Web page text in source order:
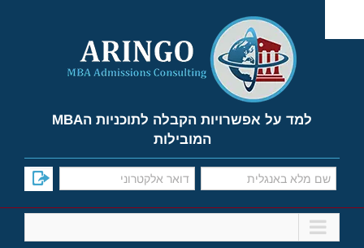
content
למד על אפשרויות הקבלה לתוכניות הMBA
המובילות